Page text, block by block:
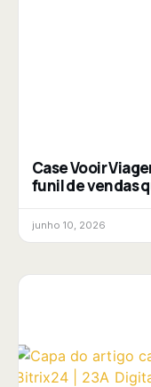
Case Vooir
funil de vendas
junho 10, 2026